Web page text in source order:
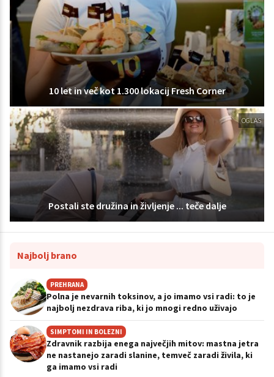
10 let in več kot 1.300 lokacij Fresh Corner
OGLAS
Postali ste družina in življenje ... teče dalje
Najbolj brano
PREHRANA
Polna je nevarnih toksinov, a jo imamo vsi radi: to je
najbolj nezdrava riba, ki jo mnogi redno uživajo
SIMPTOMI IN BOLEZNI
Zdravnik razbija enega največjih mitov: mastna jetra
ne nastanejo zaradi slanine, temveč zaradi živila, ki
ga imamo vsi radi